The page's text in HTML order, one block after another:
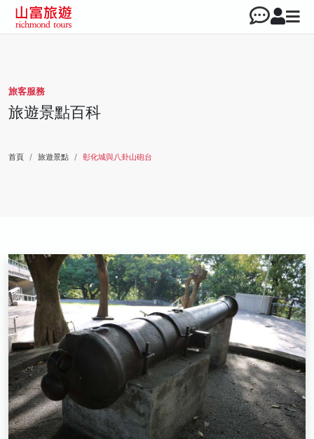
旅客服務
旅遊景點百科
首頁 旅遊景點 彰化城與八卦山砲台